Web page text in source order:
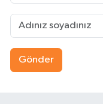
Gönder